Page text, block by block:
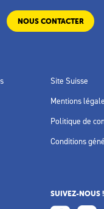
NOUS CONTACTER
Site Suisse
Mentions
Politique de
Conditions
SUIVEZ-NOUS !